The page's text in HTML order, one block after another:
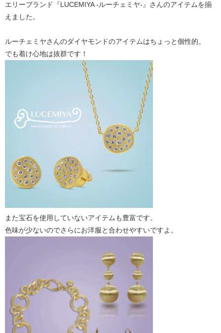
エリーブランド『LUCEMIYA -ルーチェミヤ-』さんのアイテムを揃
えました。
ルーチェミヤさんのダイヤモンドのアイテムはちょっと個性的。
でも着け心地は抜群です！
また宝石を使用していないアイテムも豊富です。
色味が少ないのでさらにお洋服と合わせやすいですよ。